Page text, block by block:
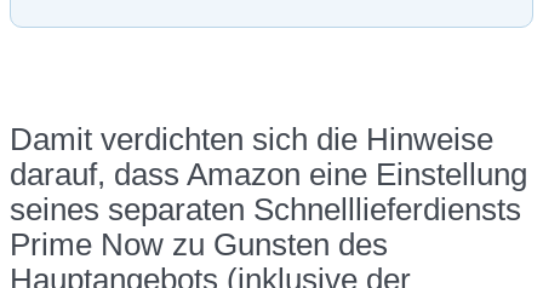
Damit verdichten sich die Hinweise
darauf, dass Amazon eine Einstellung
seines separaten Schnelllieferdiensts
Prime Now zu Gunsten des
Hauptangebots (inklusive der